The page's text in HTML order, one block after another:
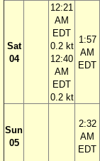
Sat
04
12:21
AM
EDT
0.2 kt
12:40
AM
EDT
0.2 kt
1:57
AM
EDT
Sun
05
2:32
AM
EDT